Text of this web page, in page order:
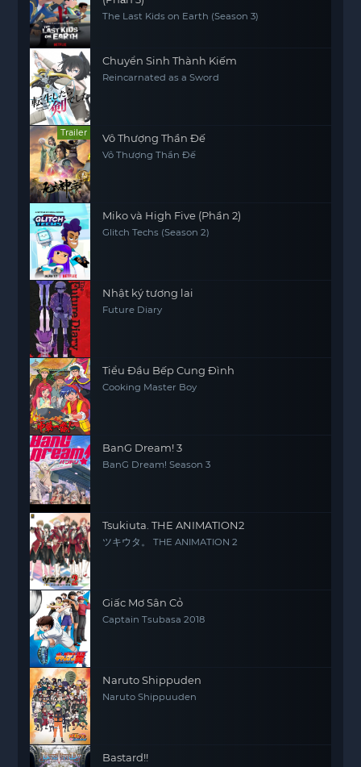
The Last Kids on Earth (Season 3)
Chuyển Sinh Thành Kiếm
Reincarnated as a Sword
Trailer Vô Thượng Thần Đế
Vô Thượng Thần Đế
Miko và High Five (Phần 2)
Glitch Techs (Season 2)
Nhật ký tương lai
Future Diary
Tiểu Đầu Bếp Cung Đình
Cooking Master Boy
BanG Dream! 3
BanG Dream! Season 3
Tsukiuta. THE ANIMATION2
ツキウタ。 THE ANIMATION 2
Giấc Mơ Sân Cỏ
Captain Tsubasa 2018
Naruto Shippuden
Naruto Shippuuden
Bastard!!